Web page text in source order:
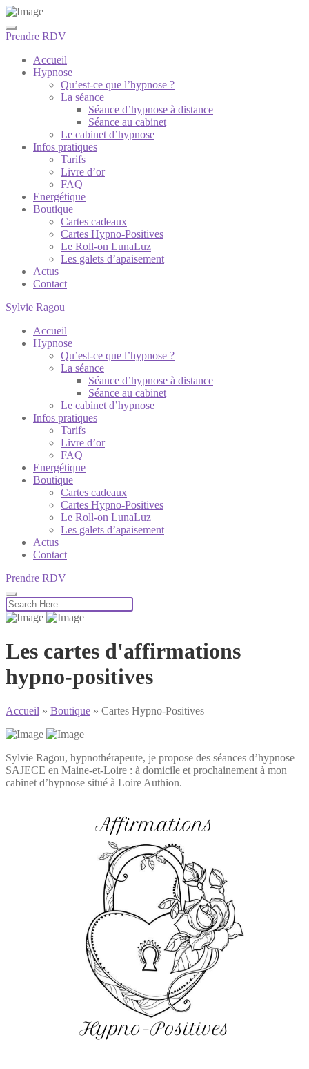
Prendre RDV
Accueil
Hypnose
Qu’est-ce que l’hypnose ?
La séance
Séance d’hypnose à distance
Séance au cabinet
Le cabinet d’hypnose
Infos pratiques
Tarifs
Livre d’or
FAQ
Energétique
Boutique
Cartes cadeaux
Cartes Hypno-Positives
Le Roll-on LunaLuz
Les galets d’apaisement
Actus
Contact
Sylvie Ragou
Accueil
Hypnose
Qu’est-ce que l’hypnose ?
La séance
Séance d’hypnose à distance
Séance au cabinet
Le cabinet d’hypnose
Infos pratiques
Tarifs
Livre d’or
FAQ
Energétique
Boutique
Cartes cadeaux
Cartes Hypno-Positives
Le Roll-on LunaLuz
Les galets d’apaisement
Actus
Contact
Prendre RDV
Les cartes d'affirmations
hypno-positives
Accueil » Boutique » Cartes Hypno-Positives
Sylvie Ragou, hypnothérapeute, je propose des séances d’hypnose
SAJECE en Maine-et-Loire : à domicile et prochainement à mon
cabinet d’hypnose situé à Loire Authion.